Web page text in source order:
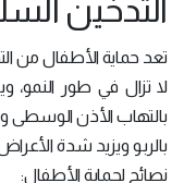
التدخين
تعد حماية الأطفال من
لا تزال في طور النمو،
بالتهاب الأذن الوسطى
بالربو ويزيد شدة
نصائح لحماية الأطفال: